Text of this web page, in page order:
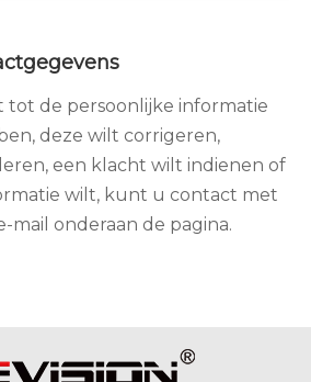
tot de persoonlijke informatie
deze wilt corrigeren,
een klacht wilt indienen of
wilt, kunt u contact met
mail onderaan de pagina.